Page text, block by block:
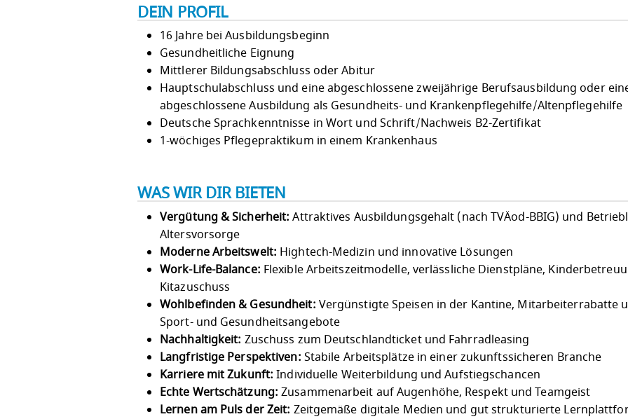
DEIN PROFIL
16 Jahre bei Ausbildungsbeginn
Gesundheitliche Eignung
Mittlerer Bildungsabschluss oder Abitur
Hauptschulabschluss und eine abgeschlossene zweijährige Berufsausbildung oder
abgeschlossene Ausbildung als Gesundheits- und Krankenpflegehilfe/Altenpflegehilfe
Deutsche Sprachkenntnisse in Wort und Schrift/Nachweis B2-Zertifikat
1-wöchiges Pflegepraktikum in einem Krankenhaus
WAS WIR DIR BIETEN
Vergütung & Sicherheit: Attraktives Ausbildungsgehalt (nach TVÄod-BBIG) und
Altersvorsorge
Moderne Arbeitswelt: Hightech-Medizin und innovative Lösungen
Work-Life-Balance: Flexible Arbeitszeitmodelle, verlässliche Dienstpläne,
Kitazuschuss
Wohlbefinden & Gesundheit: Vergünstigte Speisen in der Kantine, Mitarbeiterrabatte
Sport- und Gesundheitsangebote
Nachhaltigkeit: Zuschuss zum Deutschlandticket und Fahrradleasing
Langfristige Perspektiven: Stabile Arbeitsplätze in einer zukunftssicheren Branche
Karriere mit Zukunft: Individuelle Weiterbildung und Aufstiegschancen
Echte Wertschätzung: Zusammenarbeit auf Augenhöhe, Respekt und Teamgeist
Lernen am Puls der Zeit: Zeitgemäße digitale Medien und gut strukturierte